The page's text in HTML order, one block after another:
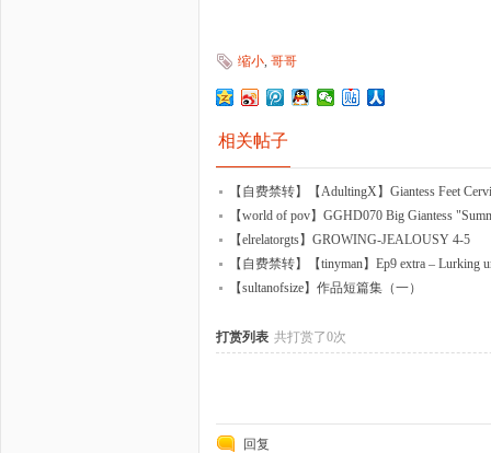
缩小, 哥哥
相关帖子
【自费禁转】【AdultingX】Giantess Feet
【world of pov】GGHD070 Big Giantess
【elrelatorgts】GROWING-JEALOUSY 4-5
【自费禁转】【tinyman】Ep9 extra – Lurking
【sultanofsize】作品短篇集（一）
打赏列表 共打赏了0次
回复